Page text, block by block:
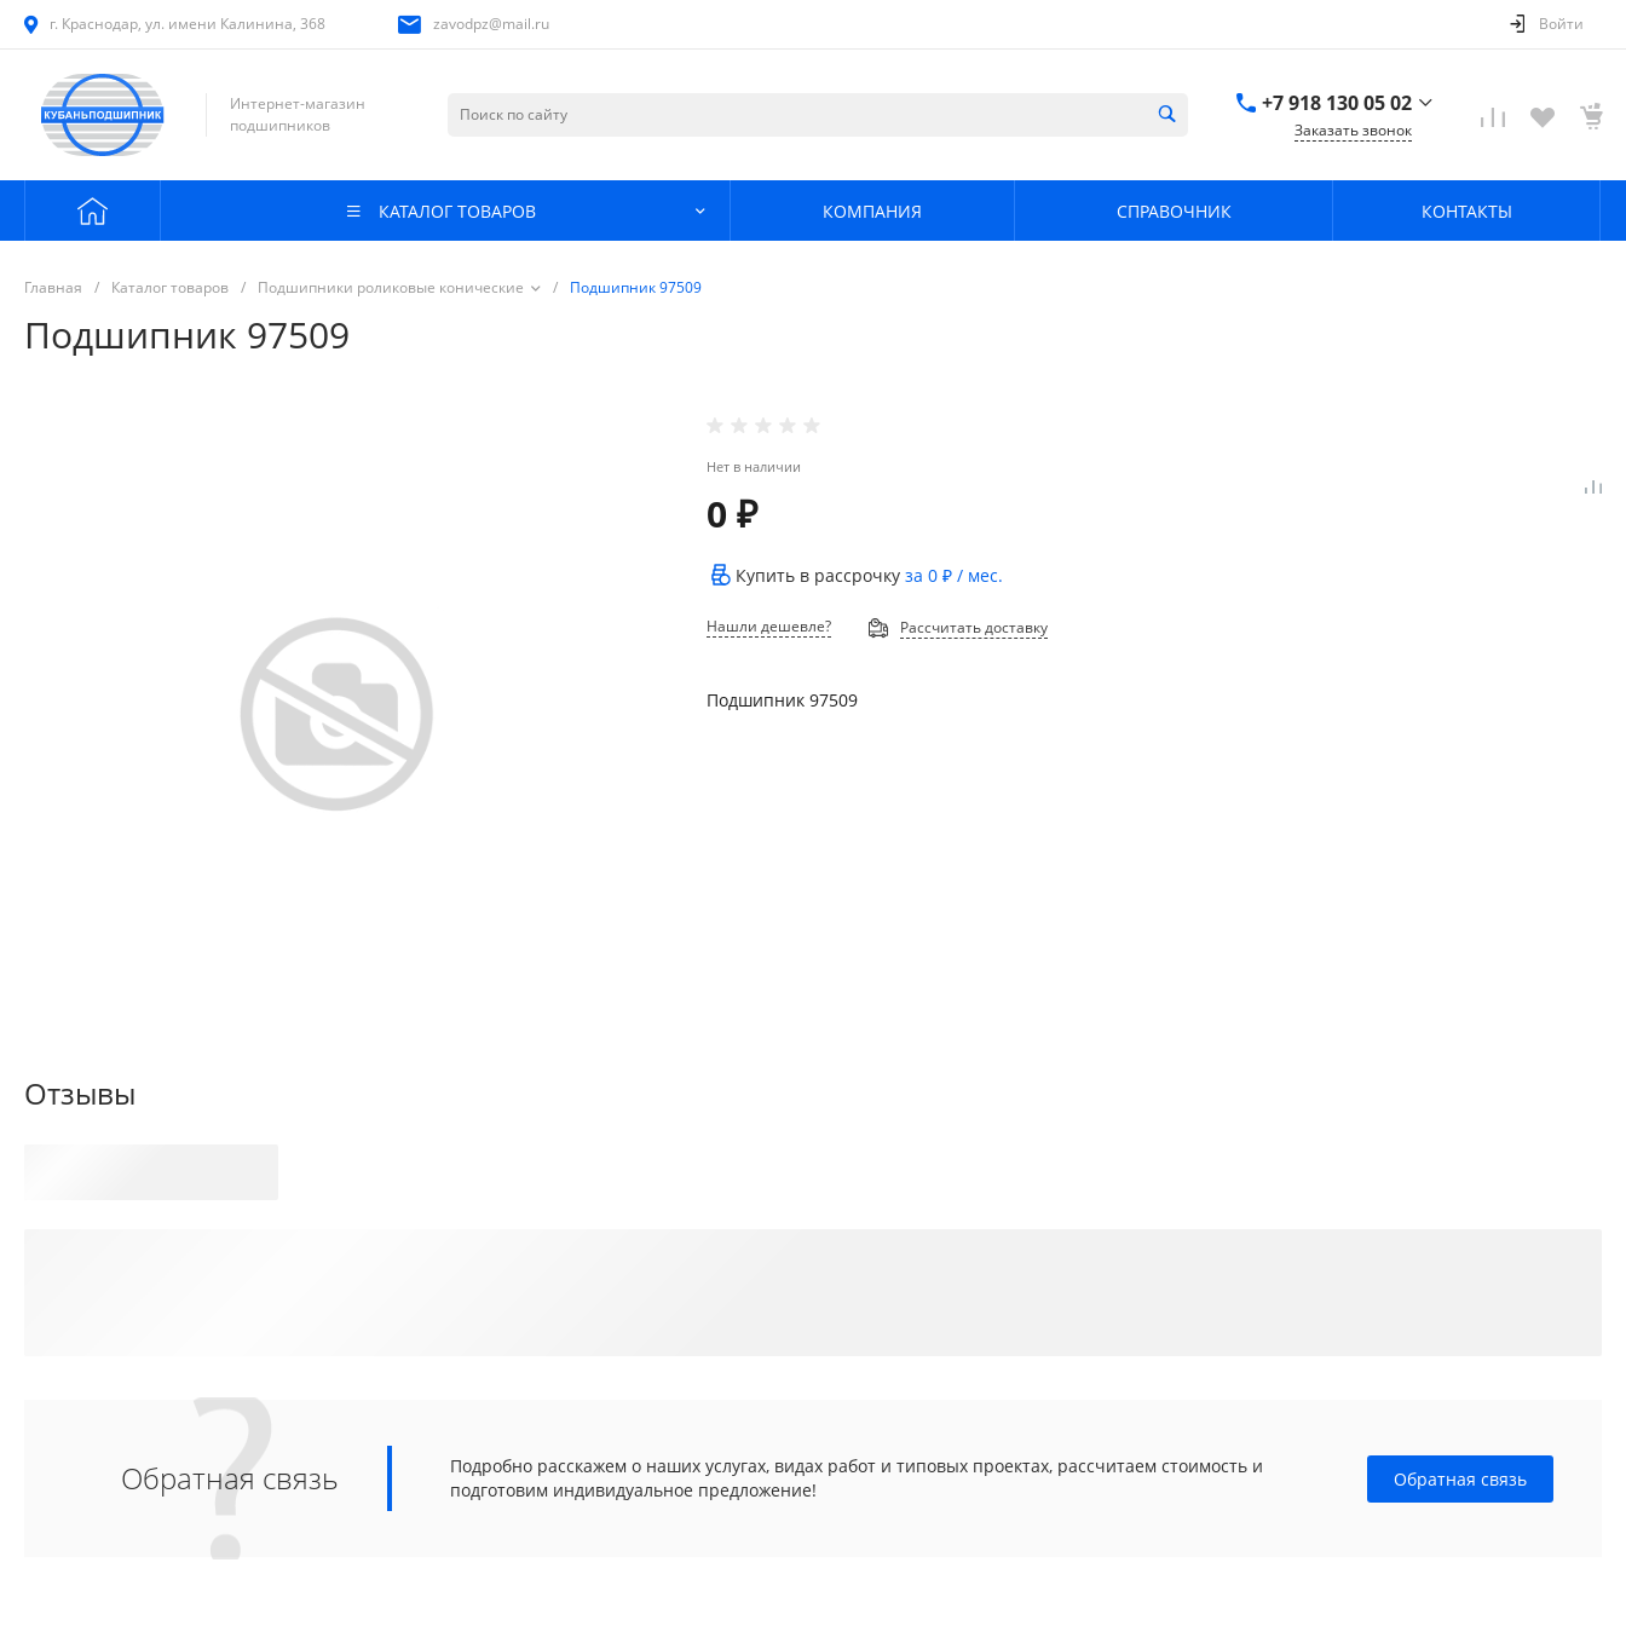
г. Краснодар, ул. имени Калинина, 368 zavodpz@mail.ru Войти
Интернет-магазин
подшипников
+7 918 130 05 02
Заказать звонок
КАТАЛОГ ТОВАРОВ КОМПАНИЯ СПРАВОЧНИК КОНТАКТЫ
Главная / Каталог товаров / Подшипники роликовые конические / Подшипник 97509
Подшипник 97509
Нет в наличии
0 ₽
Купить в рассрочкуза0 ₽ / мес.
Нашли дешевле? Рассчитать доставку
Подшипник 97509
Отзывы
Обратная связь
Подробно расскажем о наших услугах, видах работ и типовых проектах, рассчитаем стоимость и
подготовим индивидуальное предложение!
Обратная связь